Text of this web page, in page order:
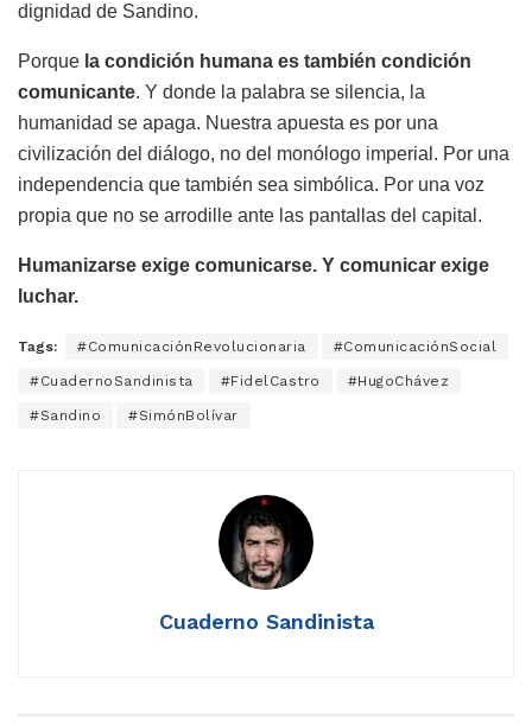
dignidad de Sandino.
Porque la condición humana es también condición
comunicante. Y donde la palabra se silencia, la
humanidad se apaga. Nuestra apuesta es por una
civilización del diálogo, no del monólogo imperial. Por una
independencia que también sea simbólica. Por una voz
propia que no se arrodille ante las pantallas del capital.
Humanizarse exige comunicarse. Y comunicar exige
luchar.
Tags: #ComunicaciónRevolucionaria #ComunicaciónSocial
#CuadernoSandinista #FidelCastro #HugoChávez
#Sandino #SimónBolívar
Cuaderno Sandinista